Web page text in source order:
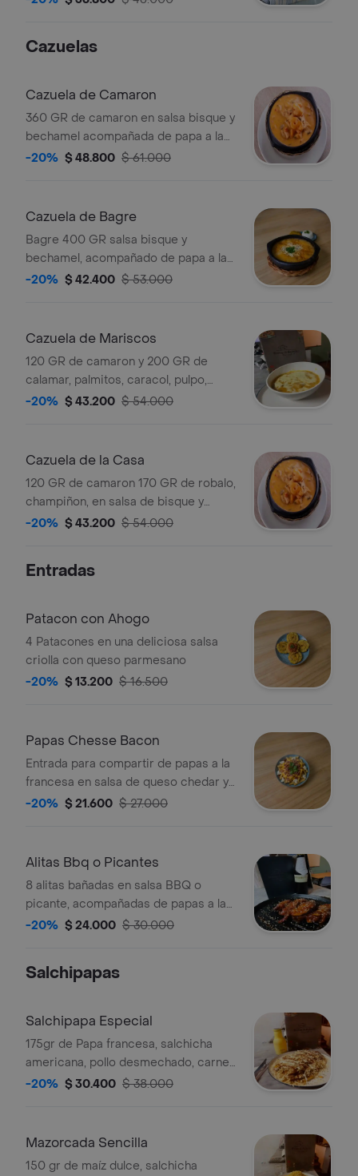
Cazuelas
Cazuela de Camaron
360 GR de camaron en salsa bisque y
bechamel acompañada de papa a la
francesa y patacon.
-20% $ 48.800 $ 61.000
Cazuela de Bagre
Bagre 400 GR salsa bisque y
bechamel, acompañado de papa a la
francesa y patacon.
-20% $ 42.400 $ 53.000
Cazuela de Mariscos
120 GR de camaron y 200 GR de
calamar, palmitos, caracol, pulpo,
robalo, conchas en salsa bisque y
-20% $ 43.200 $ 54.000
Cazuela de la Casa
120 GR de camaron 170 GR de robalo,
champiñon, en salsa de bisque y
bechamel, acompañado de papa a la
-20% $ 43.200 $ 54.000
Entradas
Patacon con Ahogo
4 Patacones en una deliciosa salsa
criolla con queso parmesano
-20% $ 13.200 $ 16.500
Papas Chesse Bacon
Entrada para compartir de papas a la
francesa en salsa de queso chedar y
crujiente de tocineta y queso de
-20% $ 21.600 $ 27.000
Alitas Bbq o Picantes
8 alitas bañadas en salsa BBQ o
picante, acompañadas de papas a la
francesa. Decoradas con semillas de
-20% $ 24.000 $ 30.000
Salchipapas
Salchipapa Especial
175gr de Papa francesa, salchicha
americana, pollo desmechado, carne
desmechada, tocineta, queso doble
-20% $ 30.400 $ 38.000
Mazorcada Sencilla
150 gr de maíz dulce, salchicha